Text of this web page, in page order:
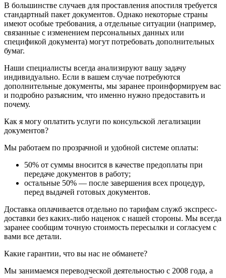
В большинстве случаев для проставления апостиля требуется
стандартный пакет документов. Однако некоторые страны
имеют особые требования, а отдельные ситуации (например,
связанные с изменением персональных данных или
спецификой документа) могут потребовать дополнительных
бумаг.
Наши специалисты всегда анализируют вашу задачу
индивидуально. Если в вашем случае потребуются
дополнительные документы, мы заранее проинформируем вас
и подробно разъясним, что именно нужно предоставить и
почему.
Как я могу оплатить услуги по консульской легализации
документов?
Мы работаем по прозрачной и удобной системе оплаты:
50% от суммы вносится в качестве предоплаты при
передаче документов в работу;
остальные 50% — после завершения всех процедур,
перед выдачей готовых документов.
Доставка оплачивается отдельно по тарифам служб экспресс-
доставки без каких-либо наценок с нашей стороны. Мы всегда
заранее сообщим точную стоимость пересылки и согласуем с
вами все детали.
Какие гарантии, что вы нас не обманете?
Мы занимаемся переводческой деятельностью с 2008 года, а